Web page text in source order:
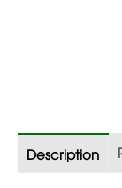
Description